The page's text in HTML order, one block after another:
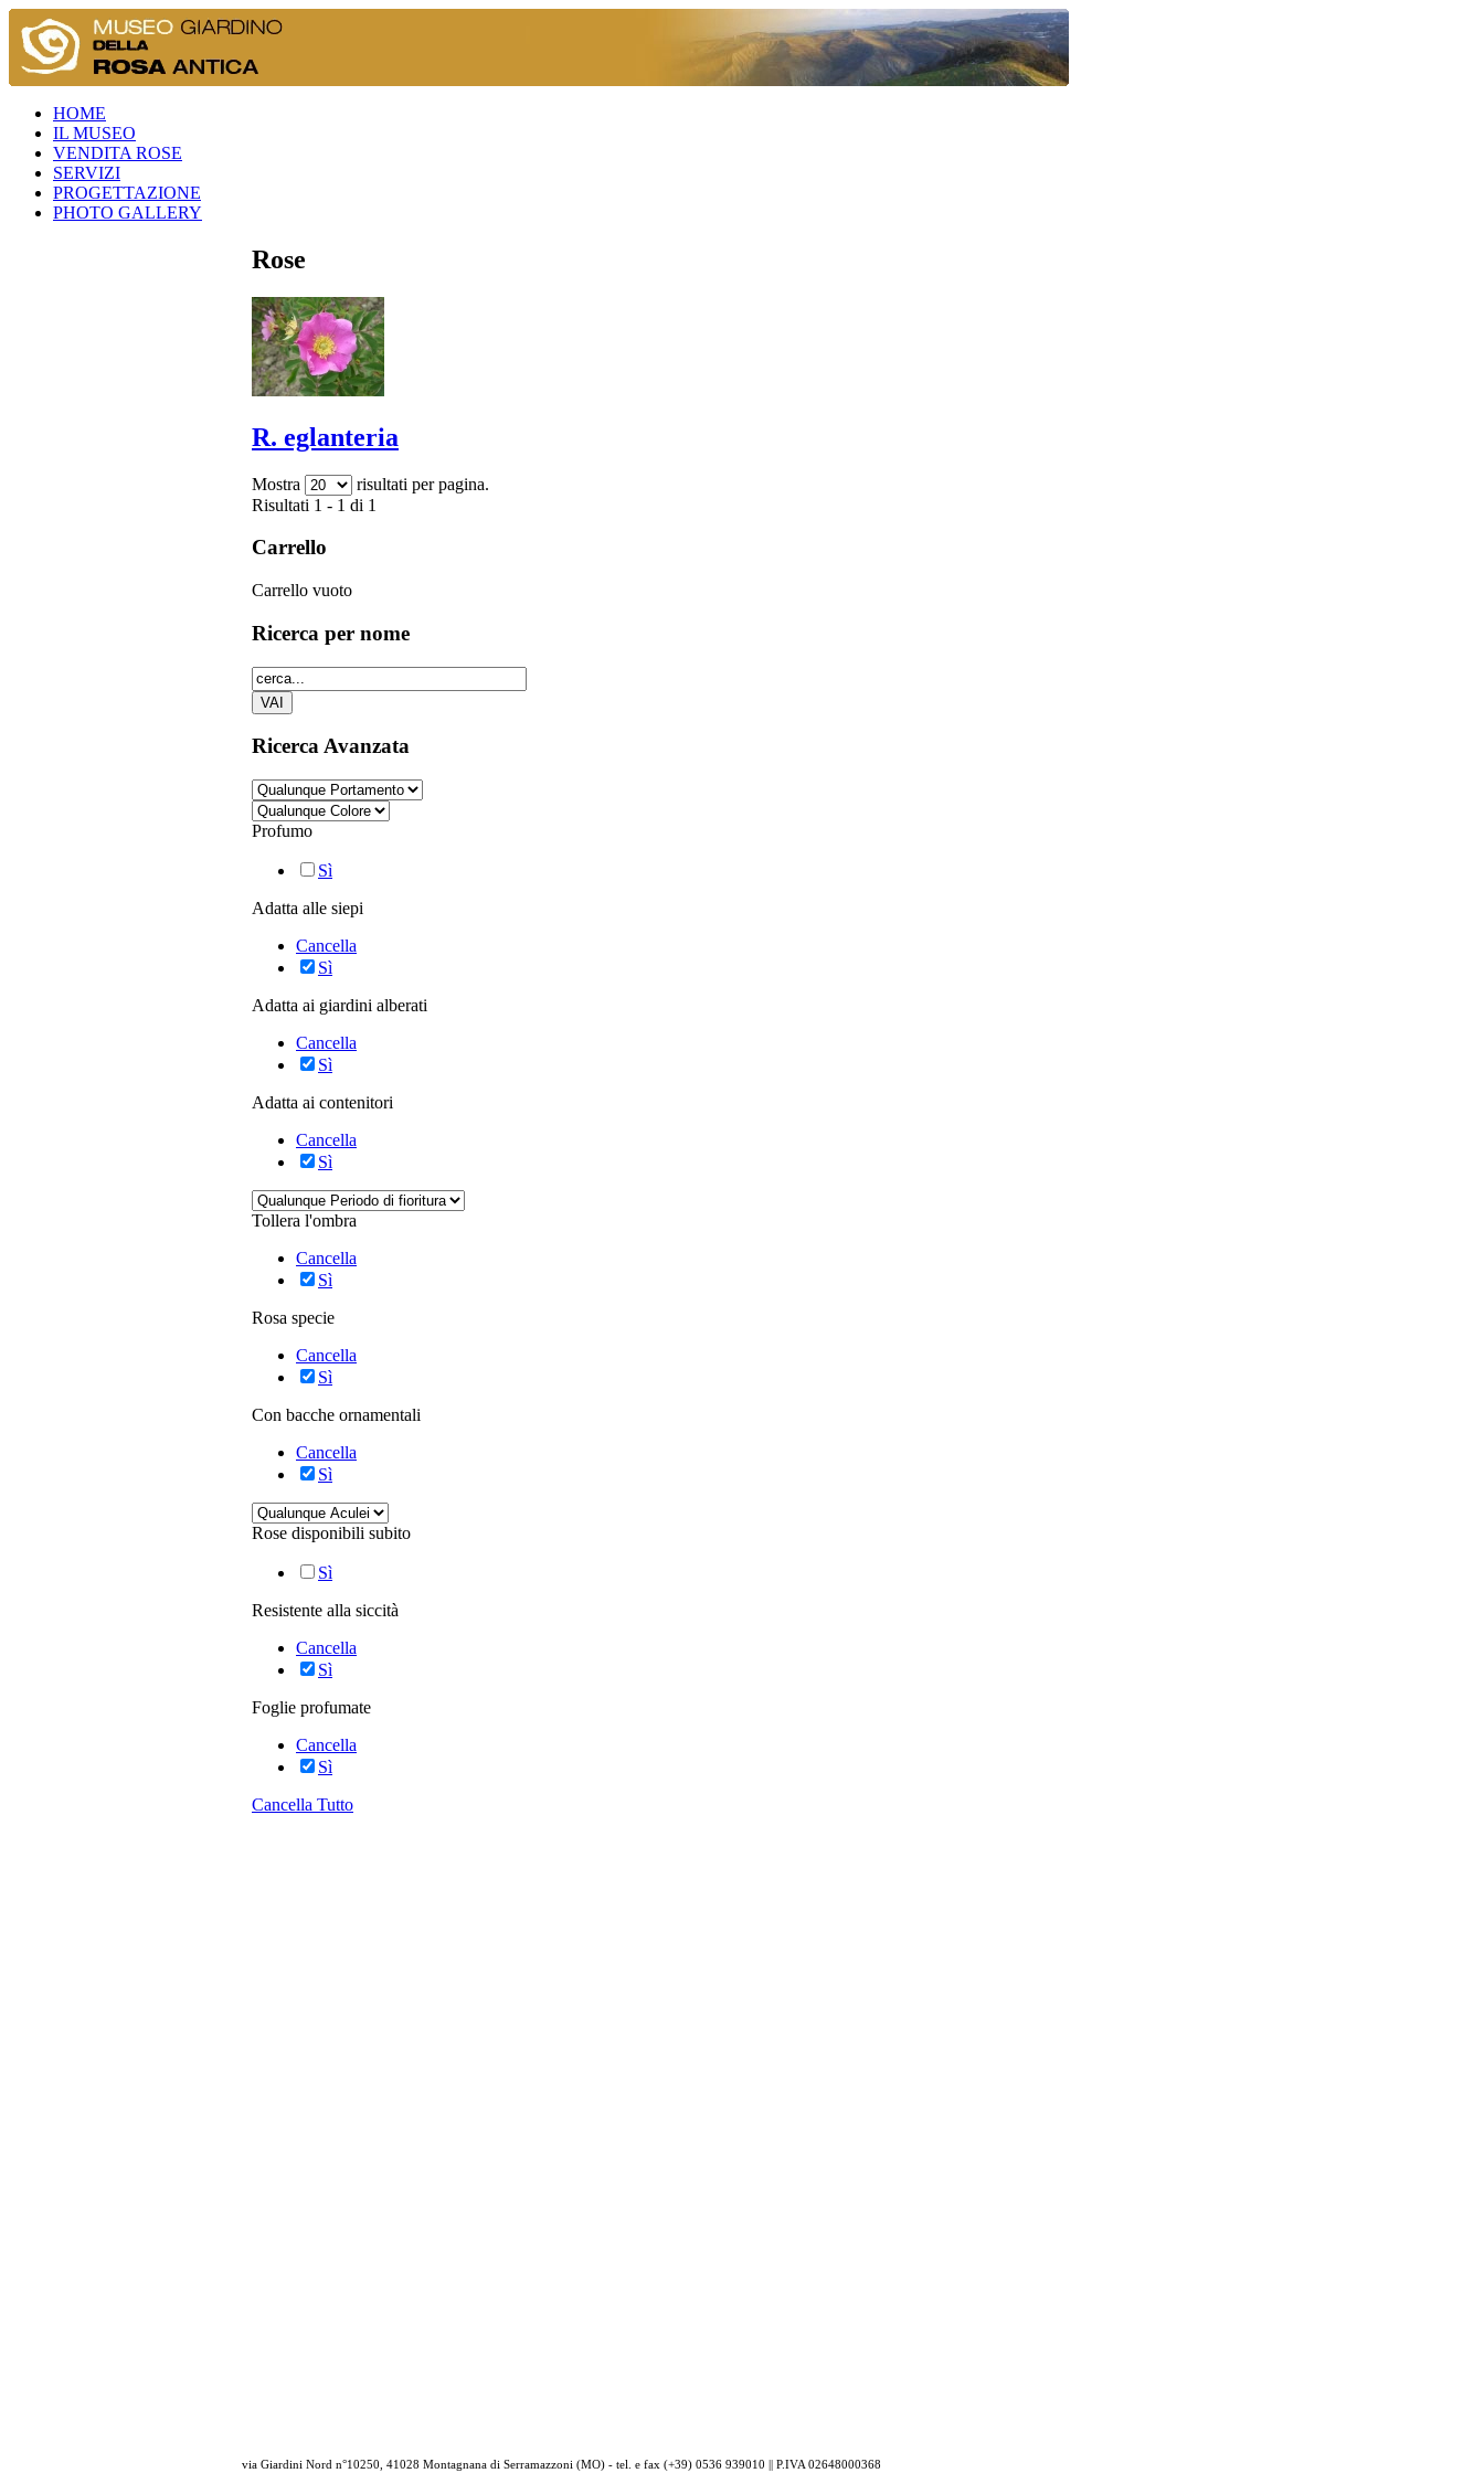
HOME
IL MUSEO
VENDITA ROSE
SERVIZI
PROGETTAZIONE
PHOTO GALLERY
Rose
R. eglanteria
Mostra
risultati per pagina.
Risultati 1 - 1 di 1
Carrello
Carrello vuoto
Ricerca per nome
RicercaAvanzata
Profumo
Sì
Adatta alle siepi
Cancella
Sì
Adatta ai giardini alberati
Cancella
Sì
Adatta ai contenitori
Cancella
Sì
Tollera l'ombra
Cancella
Sì
Rosa specie
Cancella
Sì
Con bacche ornamentali
Cancella
Sì
Rose disponibili subito
Sì
Resistente alla siccità
Cancella
Sì
Foglie profumate
Cancella
Sì
Cancella Tutto
via Giardini Nord n°10250, 41028 Montagnana di Serramazzoni (MO) - tel. e fax (+39) 0536 939010 || P.IVA 02648000368